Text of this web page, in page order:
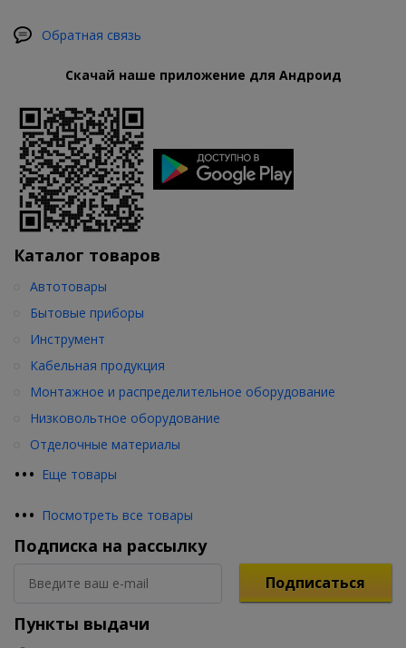
Обратная связь
Скачай наше приложение для Андроид
Каталог товаров
••• Еще товары
Автотовары
Бытовые приборы
Инструмент
Кабельная продукция
Монтажное и распределительное оборудование
Низковольтное оборудование
Отделочные материалы
••• Посмотреть все товары
Подписка на рассылку
Подписаться
Пункты выдачи